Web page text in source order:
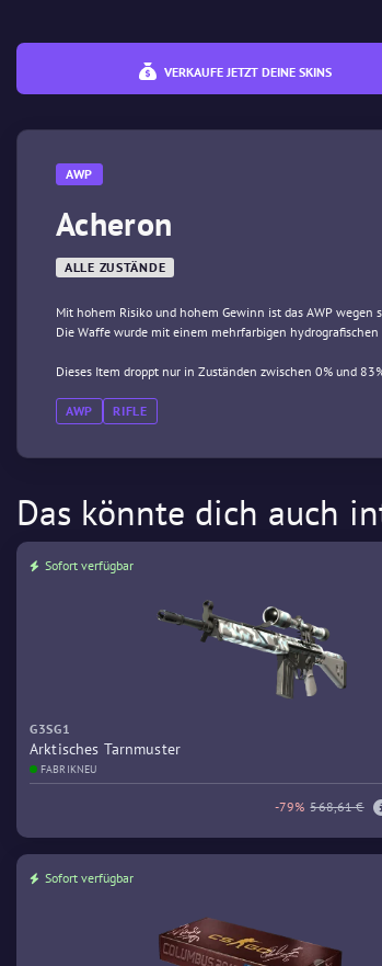
VERKAUFE JETZT DEINE SKINS
AWP
Acheron
ALLE ZUSTÄNDE
Mit hohem Risiko und hohem Gewinn ist das AWP
Die Waffe wurde mit einem mehrfarbigen hydrografischen
Dieses Item droppt nur in Zuständen zwischen 0% und
AWP RIFLE
Das könnte dich auch
Sofort verfügbar
G3SG1
Arktisches Tarnmuster
FABRIKNEU
-79% 568,61 €
Sofort verfügbar